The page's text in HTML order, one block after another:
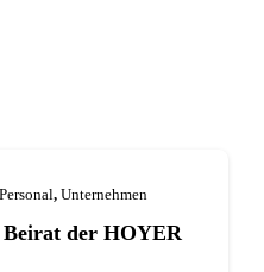
Personal, Unternehmen
Beirat der HOYER